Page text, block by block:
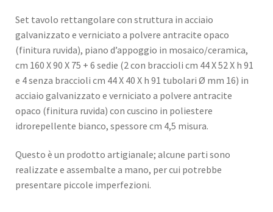
Set tavolo rettangolare con struttura in acciaio
galvanizzato e verniciato a polvere antracite opaco
(finitura ruvida), piano d’appoggio in mosaico/ceramica,
cm 160 X 90 X 75 + 6 sedie (2 con braccioli cm 44 X 52 X h 91
e 4 senza braccioli cm 44 X 40 X h 91 tubolari Ø mm 16) in
acciaio galvanizzato e verniciato a polvere antracite
opaco (finitura ruvida) con cuscino in poliestere
idrorepellente bianco, spessore cm 4,5 misura.
Questo è un prodotto artigianale; alcune parti sono
realizzate e assembalte a mano, per cui potrebbe
presentare piccole imperfezioni.